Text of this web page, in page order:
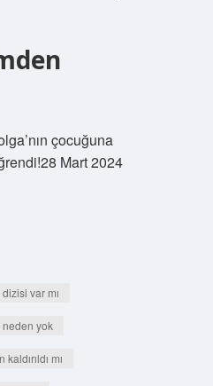
çocuğuna
Mart 2024
var mı
yok
mı